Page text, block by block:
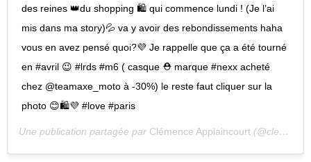
des reines 👑du shopping 🛍 qui commence lundi ! (Je l’ai
mis dans ma story)💦 va y avoir des rebondissements haha
vous en avez pensé quoi?💜 Je rappelle que ça a été tourné
en #avril 😉 #lrds #m6 ( casque ⛑ marque #nexx acheté
chez @teamaxe_moto à -30%) le reste faut cliquer sur la
photo 😊🛍💜 #love #paris
Une publication partagée par Clémence Applaincourt (@clemenceandanna) le